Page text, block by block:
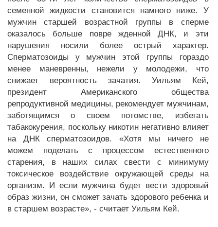
семенной жидкости становится намного ниже. У
мужчин старшей возрастной группы в сперме
оказалось больше повре жденной ДНК, и эти
нарушения носили более острый характер.
Сперматозоиды у мужчин этой группы гораздо
менее маневренны, нежели у молодежи, что
снижает вероятность зачатия. Уильям Кей,
президент Американского общества
репродуктивной медицины, рекомендует мужчинам,
заботящимся о своем потомстве, избегать
табакокурения, поскольку никотин негативно влияет
на ДНК сперматозоидов. «Хотя мы ничего не
можем поделать с процессом естественного
старения, в наших силах свести с минимуму
токсическое воздействие окружающей среды на
организм. И если мужчина будет вести здоровый
образ жизни, он сможет зачать здорового ребенка и
в старшем возрасте», - считает Уильям Кей.